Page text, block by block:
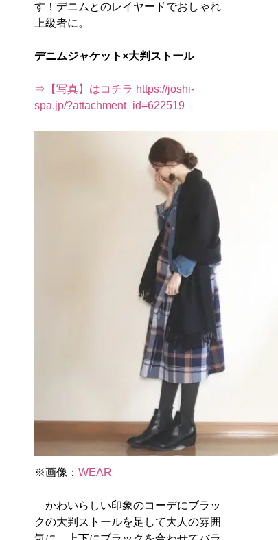
す！デニムとのレイヤードでおしゃれ
上級者に。
デニムジャケット×大判ストール
⇒【写真】はコチラ https://joshi-
spa.jp/?attachment_id=622519
※画像： WEAR
かわいらしい印象のコーデにブラッ
クの大判ストールを足して大人の雰囲